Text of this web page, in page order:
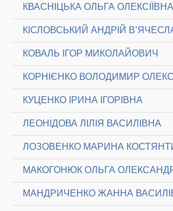
КВАСНІЦЬКА ОЛЬГА ОЛЕКСІЇВНА
КІСЛОВСЬКИЙ АНДРІЙ
КОВАЛЬ ІГОР МИКОЛАЙОВИЧ
КОРНІЄНКО ВОЛОДИМИР
КУЦЕНКО ІРИНА ІГОРІВНА
ЛЕОНІДОВА ЛІЛІЯ ВАСИЛІВНА
ЛОЗОВЕНКО МАРИНА
МАКОГОНЮК ОЛЬГА
МАНДРИЧЕНКО ЖАННА